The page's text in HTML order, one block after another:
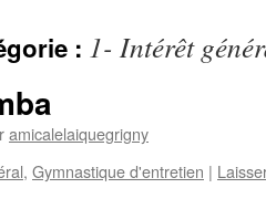
: 1- Intérêt
amicalelaiquegrigny
, Gymnastique d'entretien |